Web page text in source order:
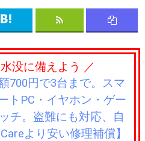
没に備えよう ／
700円で3台まで。スマ
トPC・イヤホン・ゲー
チ。盗難にも対応、自
より安い修理補償】